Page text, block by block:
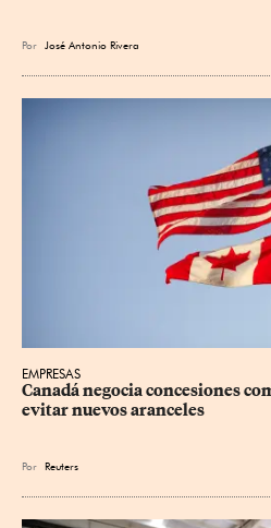
Por José Antonio Rivera
EMPRESAS
Canadá negocia concesiones
evitar nuevos aranceles
Por Reuters